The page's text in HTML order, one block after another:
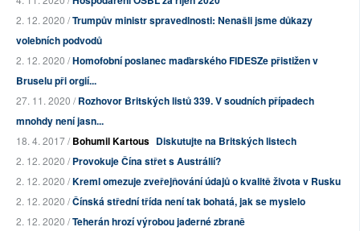
2. 12. 2020 /Trumpův ministr spravedlnosti: Nenašli jsme důkazy
volebních podvodů
2. 12. 2020 /Homofobní poslanec maďarského FIDESZe přistižen v
Bruselu při orgií...
27. 11. 2020 /Rozhovor Britských listů 339. V soudních případech
mnohdy není jasn...
18. 4. 2017 /Bohumil Kartous Diskutujte na Britských listech
2. 12. 2020 /Provokuje Čína střet s Austrálií?
2. 12. 2020 /Kreml omezuje zveřejňování údajů o kvalitě života v Rusku
2. 12. 2020 /Čínská střední třída není tak bohatá, jak se myslelo
2. 12. 2020 /Teherán hrozí výrobou jaderné zbraně